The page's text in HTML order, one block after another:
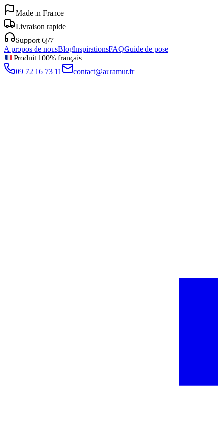
Made in France
Livraison rapide
Support 6j/7
A propos de nousBlogInspirationsFAQGuide de pose
Produit 100% français
09 72 16 73 11
contact@auramur.fr